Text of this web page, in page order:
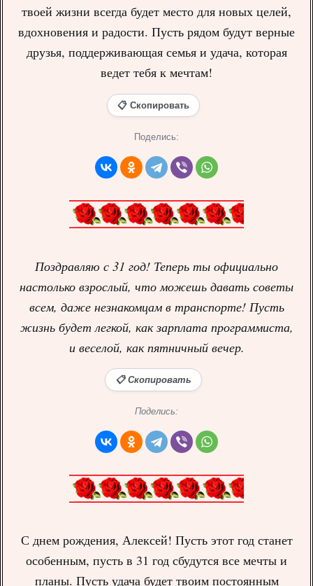
твоей жизни всегда будет место для новых целей,
вдохновения и радости. Пусть рядом будут верные
друзья, поддерживающая семья и удача, которая
ведет тебя к мечтам!
📋 Скопировать
Поделись:
Поздравляю с 31 год! Теперь ты официально
настолько взрослый, что можешь давать советы
всем, даже незнакомцам в транспорте! Пусть
жизнь будет легкой, как зарплата программиста,
и веселой, как пятничный вечер.
📋 Скопировать
Поделись:
С днем рождения, Алексей! Пусть этот год станет
особенным, пусть в 31 год сбудутся все мечты и
планы. Пусть удача будет твоим постоянным